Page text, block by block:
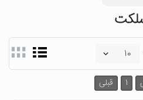
قبلی 1